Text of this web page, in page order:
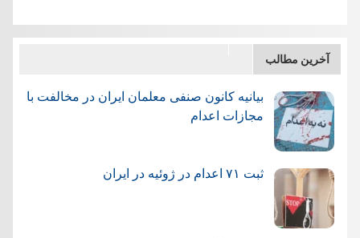
آخرین مطالب
بیانیه کانون صنفی معلمان ایران در مخالفت با
مجازات اعدام
ثبت ۷۱ اعدام در ژوئيه در ایران